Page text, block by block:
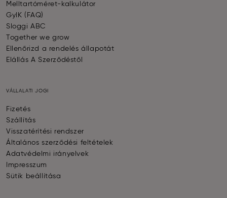
Melltartóméret-kalkulátor
GyIK (FAQ)
Sloggi ABC
Together we grow
Ellenőrizd a rendelés állapotát
Elállás A Szerződéstől
VÁLLALATI JOGI
Fizetés
Szállítás
Visszatérítési rendszer
Általános szerződési feltételek
Adatvédelmi irányelvek
Impresszum
Sütik beállítása